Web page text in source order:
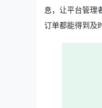
息，让平台管理
订单都能得到及